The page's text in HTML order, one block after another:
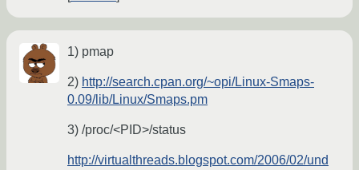
1) pmap
2) http://search.cpan.org/~opi/Linux-Smaps-
0.09/lib/Linux/Smaps.pm
3) /proc/<PID>/status
http://virtualthreads.blogspot.com/2006/02/und